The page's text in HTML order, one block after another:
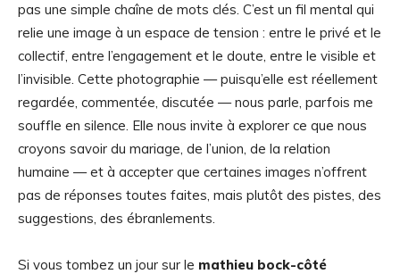
pas une simple chaîne de mots clés. C’est un fil mental qui
relie une image à un espace de tension : entre le privé et le
collectif, entre l’engagement et le doute, entre le visible et
l’invisible. Cette photographie — puisqu’elle est réellement
regardée, commentée, discutée — nous parle, parfois me
souffle en silence. Elle nous invite à explorer ce que nous
croyons savoir du mariage, de l’union, de la relation
humaine — et à accepter que certaines images n’offrent
pas de réponses toutes faites, mais plutôt des pistes, des
suggestions, des ébranlements.
Si vous tombez un jour sur le mathieu bock-côté